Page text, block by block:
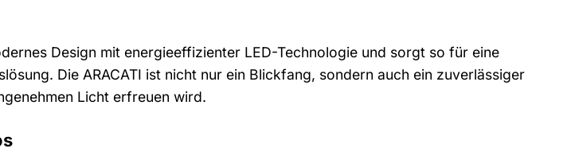
Design mit energieeffizienter LED-Technologie und sorgt so für eine
Die ARACATI ist nicht nur ein Blickfang, sondern auch ein zuverlässiger
Licht erfreuen wird.